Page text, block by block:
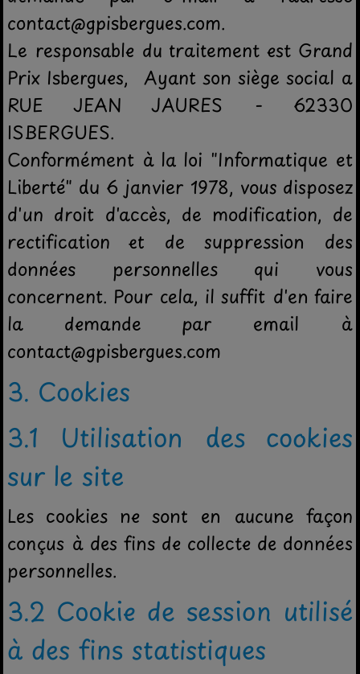
contact@gpisbergues.com.
Le responsable du traitement est Grand
Prix Isbergues, Ayant son siège social a
RUE JEAN JAURES - 62330
ISBERGUES.
Conformément à la loi "Informatique et
Liberté" du 6 janvier 1978, vous disposez
d'un droit d'accès, de modification, de
rectification et de suppression des
données personnelles qui vous
concernent. Pour cela, il suffit d'en faire
la demande par email à
contact@gpisbergues.com
3. Cookies
3.1 Utilisation des cookies
sur le site
Les cookies ne sont en aucune façon
conçus à des fins de collecte de données
personnelles.
3.2 Cookie de session utilisé
à des fins statistiques